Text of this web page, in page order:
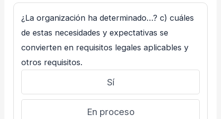
¿La organización ha determinado…? c) cuáles
de estas necesidades y expectativas se
convierten en requisitos legales aplicables y
otros requisitos.
Sí
En proceso